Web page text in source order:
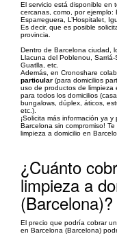
El servicio está disponible en
cercanas, como, por ejemplo:
Esparreguera, L’Hospitalet,
Es decir, que es posible
provincia.
Dentro de Barcelona ciudad,
Llacuna del Poblenou,
Guatlla, etc.
Además, en Cronoshare
particular (para domicilios
uso de productos de limpieza
para todos los domicilios
bungalows, dúplex, áticos,
etc.).
¡Solicita más información ya
Barcelona sin compromiso!
limpieza a domicilio en
¿Cuánto
limpieza a
(Barcelona)?
El precio que podría cobrar
en Barcelona (Barcelona)